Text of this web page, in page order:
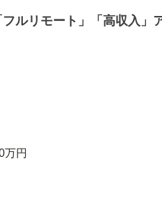
ルリモート」「高収入」
万円